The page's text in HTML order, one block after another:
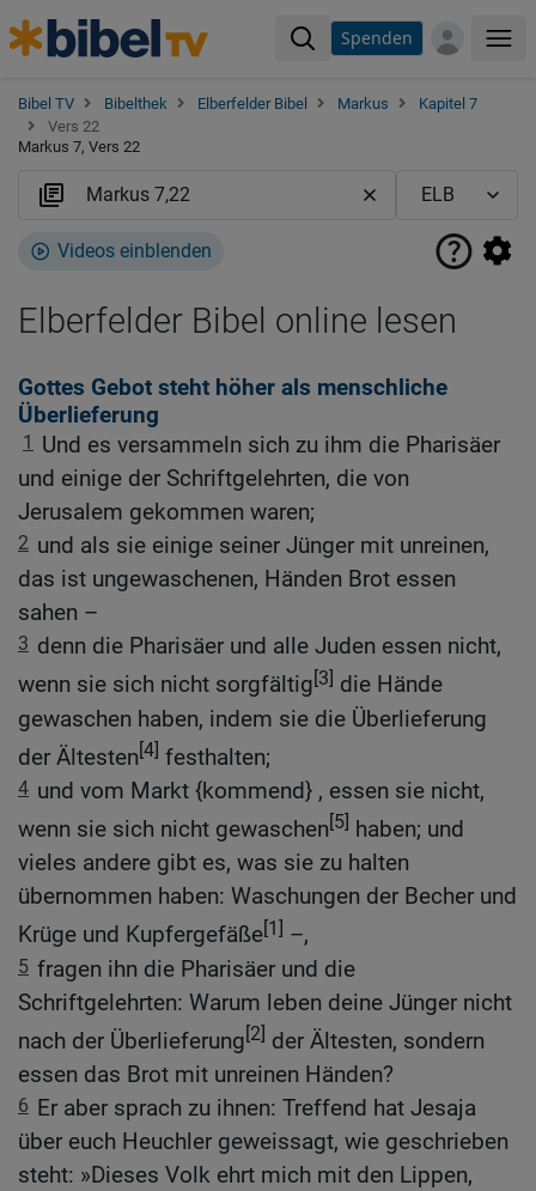
Spenden
Bibel TV Bibelthek Elberfelder Bibel Markus
Kapitel 7
Vers 22
Markus 7, Vers 22
Videos einblenden
Elberfelder Bibel online lesen
Gottes Gebot steht höher als menschliche
Überlieferung
1
Und es versammeln sich zu ihm die Pharisäer
und einige der Schriftgelehrten, die von
Jerusalem gekommen waren;
2 und als sie einige seiner Jünger mit unreinen,
das ist ungewaschenen, Händen Brot essen
sahen –
3 denn die Pharisäer und alle Juden essen nicht,
wenn sie sich nicht sorgfältig[3] die Hände
gewaschen haben, indem sie die Überlieferung
der Ältesten[4] festhalten;
4 und vom Markt {kommend} , essen sie nicht,
wenn sie sich nicht gewaschen[5] haben; und
vieles andere gibt es, was sie zu halten
übernommen haben: Waschungen der Becher und
Krüge und Kupfergefäße[1] –,
5 fragen ihn die Pharisäer und die
Schriftgelehrten: Warum leben deine Jünger nicht
nach der Überlieferung[2] der Ältesten, sondern
essen das Brot mit unreinen Händen?
6 Er aber sprach zu ihnen: Treffend hat Jesaja
über euch Heuchler geweissagt, wie geschrieben
steht: »Dieses Volk ehrt mich mit den Lippen,